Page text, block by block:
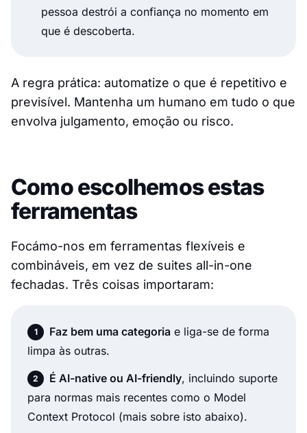
pessoa destrói a confiança no momento em
que é descoberta.
A regra prática: automatize o que é repetitivo e
previsível. Mantenha um humano em tudo o que
envolva julgamento, emoção ou risco.
Como escolhemos estas
ferramentas
Focámo-nos em ferramentas flexíveis e
combináveis, em vez de suites all-in-one
fechadas. Três coisas importaram:
Faz bem uma categoria e liga-se de forma
limpa às outras.
É AI-native ou AI-friendly, incluindo suporte
para normas mais recentes como o Model
Context Protocol (mais sobre isto abaixo).